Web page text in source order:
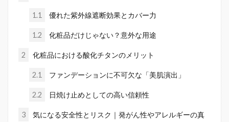
1.1 優れた紫外線遮断効果とカバー力
1.2 化粧品だけじゃない？意外な用途
2 化粧品における酸化チタンのメリット
2.1 ファンデーションに不可欠な「美肌演出」
2.2 日焼け止めとしての高い信頼性
3
気になる安全性とリスク｜発がん性やアレルギーの真